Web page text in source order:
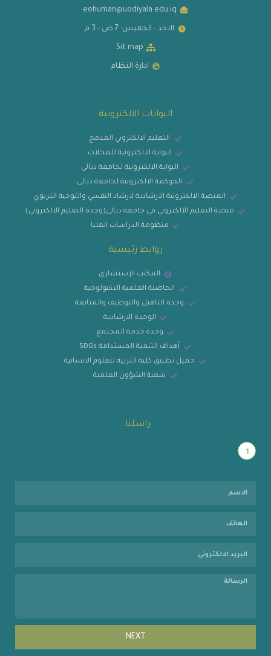
eohuman@uodiyala.edu.iq
الاحد - الخميس: 7 ص - 3 م
Sit map
ادارة النظام
البوابات الالكترونية
التعليم الالكتروني المدمج
البوابة الالكترونية للمجلات
البوابة الالكترونية لجامعة ديالى
الحوكمة الالكترونية لجامعة ديالى
المنصة الالكترونية الارشادية لارشاد النفسي والتوجيه التربوي
منصة التعليم الالكتروني في جامعة ديالى(وحدة التعليم الالكتروني)
منظومة الدراسات العليا
روابط رئيسية
المكتب الإستشاري
الحاضنة العلمية التكنولوجية
وحدة التاهيل والتوظيف والمتابعة
الوحدة الارشادية
وحدة خدمة المجتمع
أهداف التنمية المستدامة SDGs
حميل تطبيق كلية التربية للعلوم الانسانية
شعبة الشؤون العلمية
راسلنا..
1
NEXT